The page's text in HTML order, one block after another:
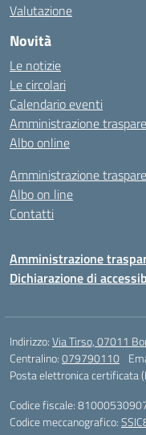
Valutazione
Novità
Le notizie
Le circolari
Calendario eventi
Amministrazione
Albo online
Amministrazione
Albo on line
Contatti
Amministrazione
Dichiarazione di
Indirizzo:Via Tirso, 07011
Centralino:079790110
Posta elettronica certificata
Codice fiscale:
Codice meccanografico: